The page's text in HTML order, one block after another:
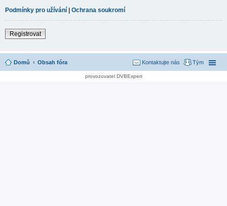
Podmínky pro užívání | Ochrana soukromí
Registrovat
Domů Obsah fóra Tým
Kontaktujte nás
provozovatel DVBExpert